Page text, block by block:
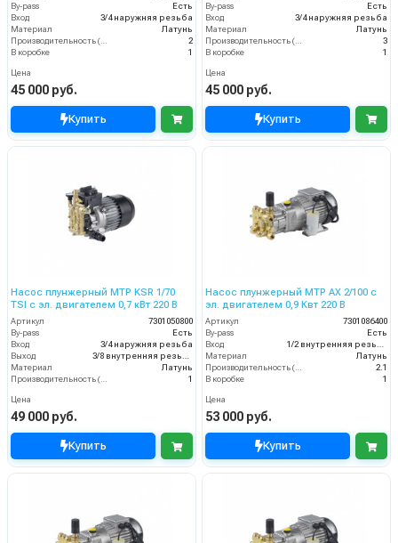
By-pass
Есть
Вход
3/4 наружняя резьба
Материал
Латунь
2
В коробке
1
Цена
45 000 руб.
Купить
By-pass
Есть
Вход
3/4 наружняя резьба
Материал
Латунь
3
В коробке
1
Цена
45 000 руб.
Купить
Насос плунжерный MTP KSR 1/70
TSI с эл. двигателем 0,7 кВт 220 В
Артикул
7301050800
By-pass
Есть
Вход
3/4 наружняя резьба
Выход
3/8 внутренняя резьба
Материал
Латунь
Производительность (л/мин)
1
Цена
49 000 руб.
Купить
Насос плунжерный MTP AX 2/100 с
эл. двигателем 0,9 Квт 220 В
Артикул
7301086400
By-pass
Есть
Вход
1/2 внутренняя резьба
Материал
Латунь
Производительность (л/мин)
2.1
В коробке
1
Цена
53 000 руб.
Купить